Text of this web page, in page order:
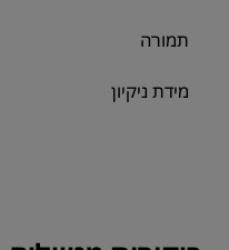
תמורה
מידת ניקיון